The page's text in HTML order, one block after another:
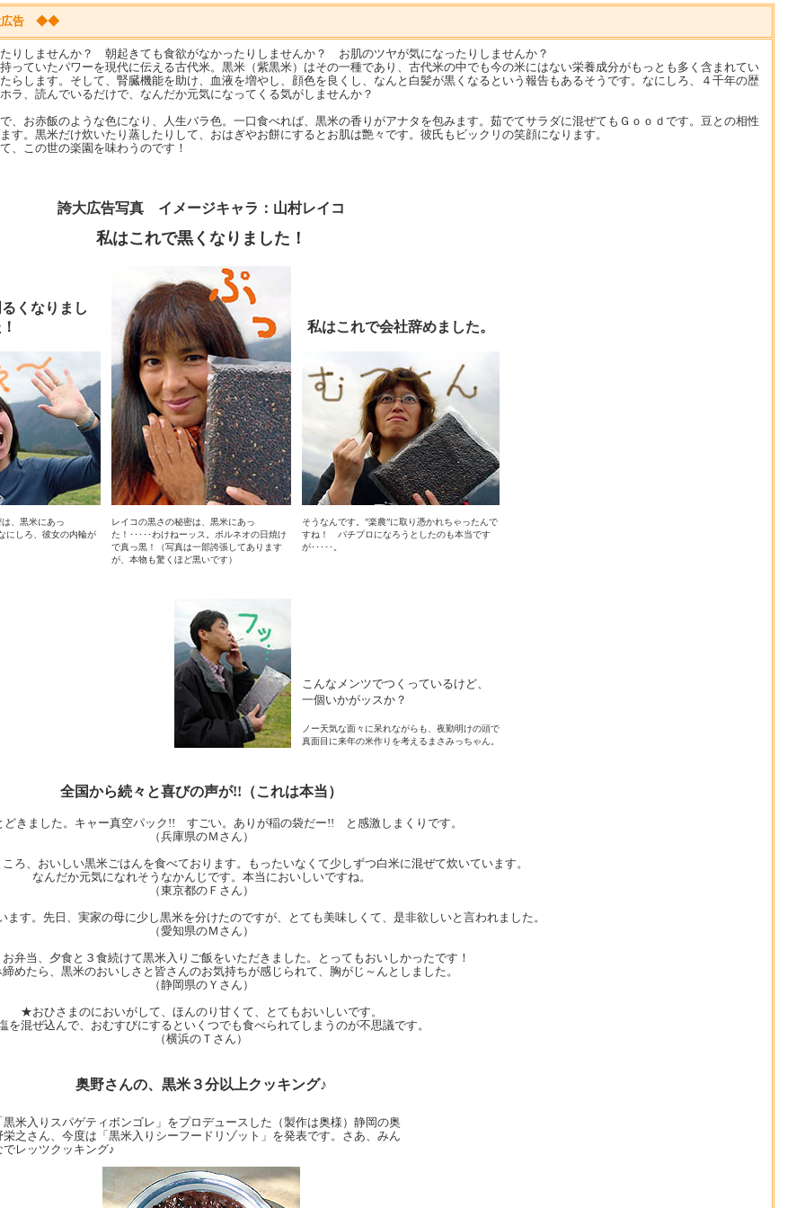
広告 ◆◆
しませんか？ 朝起きても食欲がなかったりしませんか？ お肌のツヤが気になったりしませんか？
ていたパワーを現代に伝える古代米。黒米（紫黒米）はその一種であり、古代米の中でも今の米にはない栄養成分がもっとも多く含まれてい
らします。そして、腎臓機能を助け、血液を増やし、顔色を良くし、なんと白髪が黒くなるという報告もあるそうです。なにしろ、４千年の歴
、読んでいるだけで、なんだか元気になってくる気がしませんか？
お赤飯のような色になり、人生バラ色。一口食べれば、黒米の香りがアナタを包みます。茹でてサラダに混ぜてもＧｏｏｄです。豆との相性
。黒米だけ炊いたり蒸したりして、おはぎやお餅にするとお肌は艶々です。彼氏もビックリの笑顔になります。
この世の楽園を味わうのです！
誇大広告写真 イメージキャラ：山村レイコ
私はこれで黒くなりました！
くなりまし
私はこれで会社辞めました。
、黒米にあっ
にしろ、彼女の内輪が
レイコの黒さの秘密は、黒米にあっ
た！･････わけねーッス。ボルネオの日焼け
で真っ黒！（写真は一部誇張してあります
が、本物も驚くほど黒いです）
そうなんです。”楽農”に取り憑かれちゃったんで
すね！ パチプロになろうとしたのも本当です
が･････。
こんなメンツでつくっているけど、
一個いかがッスか？
ノー天気な面々に呆れながらも、夜勤明けの頭で
真面目に来年の米作りを考えるまさみっちゃん。
全国から続々と喜びの声が!!（これは本当）
きました。キャー真空パック!! すごい。ありが稲の袋だー!! と感激しまくりです。
（兵庫県のＭさん）
ろ、おいしい黒米ごはんを食べております。もったいなくて少しずつ白米に混ぜて炊いています。
なんだか元気になれそうなかんじです。本当においしいですね。
（東京都のＦさん）
す。先日、実家の母に少し黒米を分けたのですが、とても美味しくて、是非欲しいと言われました。
（愛知県のＭさん）
弁当、夕食と３食続けて黒米入りご飯をいただきました。とってもおいしかったです！
めたら、黒米のおいしさと皆さんのお気持ちが感じられて、胸がじ～んとしました。
（静岡県のＹさん）
★おひさまのにおいがして、ほんのり甘くて、とてもおいしいです。
を混ぜ込んで、おむすびにするといくつでも食べられてしまうのが不思議です。
（横浜のＴさん）
奥野さんの、黒米３分以上クッキング♪
黒米入りスパゲティボンゴレ」をプロデュースした（製作は奥様）静岡の奥
栄之さん、今度は「黒米入りシーフードリゾット」を発表です。さあ、みん
でレッツクッキング♪